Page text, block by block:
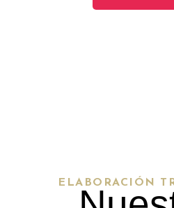
ELABORACIÓN